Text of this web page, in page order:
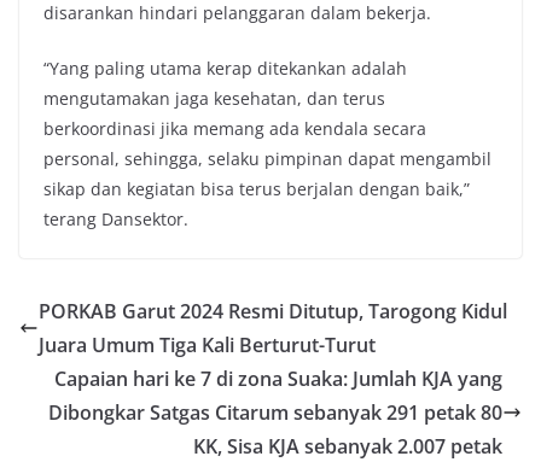
disarankan hindari pelanggaran dalam bekerja.
“Yang paling utama kerap ditekankan adalah
mengutamakan jaga kesehatan, dan terus
berkoordinasi jika memang ada kendala secara
personal, sehingga, selaku pimpinan dapat mengambil
sikap dan kegiatan bisa terus berjalan dengan baik,”
terang Dansektor.
PORKAB Garut 2024 Resmi Ditutup, Tarogong Kidul
Juara Umum Tiga Kali Berturut-Turut
Capaian hari ke 7 di zona Suaka: Jumlah KJA yang
Dibongkar Satgas Citarum sebanyak 291 petak 80
KK, Sisa KJA sebanyak 2.007 petak